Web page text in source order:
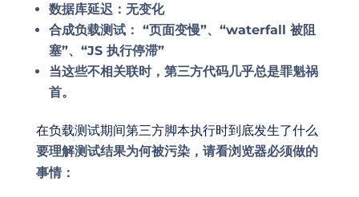
数据库延迟：无变化
合成负载测试： “页面变慢”、“waterfall 被阻
塞”、“JS 执行停滞”
当这些不相关联时，第三方代码几乎总是罪魁祸
首。
在负载测试期间第三方脚本执行时到底发生了什么
要理解测试结果为何被污染，请看浏览器必须做的
事情：